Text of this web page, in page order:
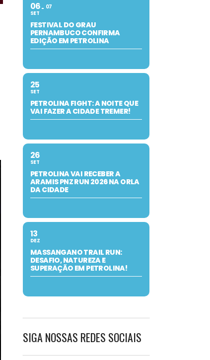
06
SET
07
FESTIVAL DO GRAU
PERNAMBUCO CONFIRMA
EDIÇÃO EM PETROLINA
25
SET
PETROLINA FIGHT: A NOITE QUE
VAI FAZER A CIDADE TREMER!
26
SET
PETROLINA VAI RECEBER A
ARAMIS PNZ RUN 2026 NA ORLA
DA CIDADE
13
DEZ
MASSANGANO TRAIL RUN:
DESAFIO, NATUREZA E
SUPERAÇÃO EM PETROLINA!
SIGA NOSSAS REDES SOCIAIS